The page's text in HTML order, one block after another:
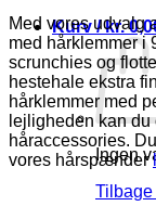
Kurv /kr.
Ingen
Med vores udvalg
med hårklemmer i
scrunchies og
hestehale ekstra
hårklemmer med
lejligheden kan
håraccessories.
vores hårspænder